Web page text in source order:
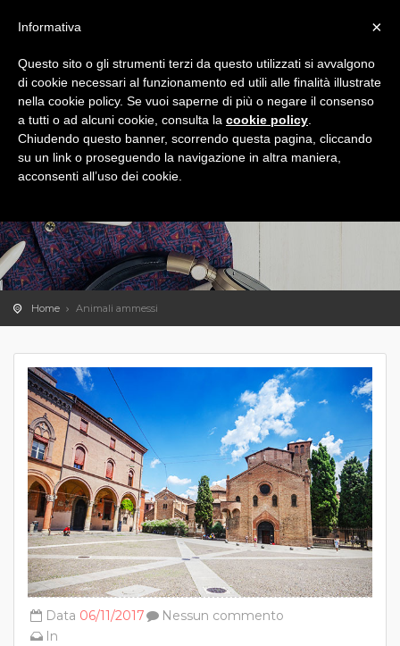
Home Animali ammessi
Data 06/11/2017
In
Nessun commento
×
Informativa
Questo sito o gli strumenti terzi da questo utilizzati si avvalgono
di cookie necessari al funzionamento ed utili alle finalità illustrate
nella cookie policy. Se vuoi saperne di più o negare il consenso
a tutti o ad alcuni cookie, consulta la cookie policy
Chiudendo questo banner, scorrendo questa pagina, cliccando
su un link o proseguendo la navigazione in altra maniera,
acconsenti all’uso dei cookie.